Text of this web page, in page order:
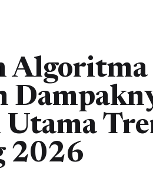
Utama
2026